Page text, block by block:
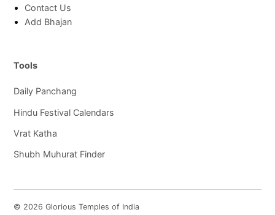
Contact Us
Add Bhajan
Tools
Daily Panchang
Hindu Festival Calendars
Vrat Katha
Shubh Muhurat Finder
© 2026 Glorious Temples of India